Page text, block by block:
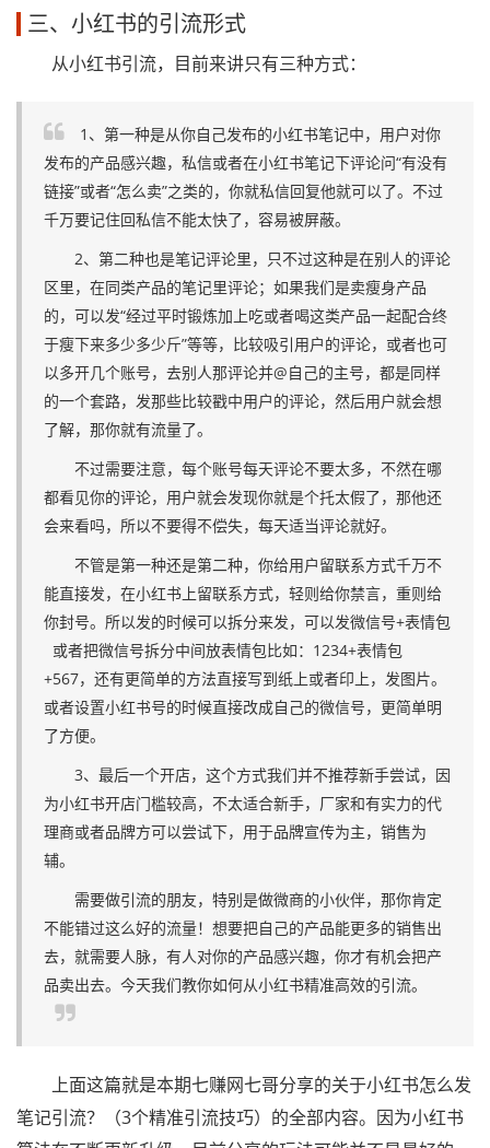
三、小红书的引流形式
从小红书引流，目前来讲只有三种方式：
1、第一种是从你自己发布的小红书笔记中，用户对你
发布的产品感兴趣，私信或者在小红书笔记下评论问“有没有
链接”或者“怎么卖”之类的，你就私信回复他就可以了。不过
千万要记住回私信不能太快了，容易被屏蔽。
2、第二种也是笔记评论里，只不过这种是在别人的评论
区里，在同类产品的笔记里评论；如果我们是卖瘦身产品
的，可以发“经过平时锻炼加上吃或者喝这类产品一起配合终
于瘦下来多少多少斤”等等，比较吸引用户的评论，或者也可
以多开几个账号，去别人那评论并@自己的主号，都是同样
的一个套路，发那些比较戳中用户的评论，然后用户就会想
了解，那你就有流量了。
不过需要注意，每个账号每天评论不要太多，不然在哪
都看见你的评论，用户就会发现你就是个托太假了，那他还
会来看吗，所以不要得不偿失，每天适当评论就好。
不管是第一种还是第二种，你给用户留联系方式千万不
能直接发，在小红书上留联系方式，轻则给你禁言，重则给
你封号。所以发的时候可以拆分来发，可以发微信号+表情包
或者把微信号拆分中间放表情包比如：1234+表情包
+567，还有更简单的方法直接写到纸上或者印上，发图片。
或者设置小红书号的时候直接改成自己的微信号，更简单明
了方便。
3、最后一个开店，这个方式我们并不推荐新手尝试，因
为小红书开店门槛较高，不太适合新手，厂家和有实力的代
理商或者品牌方可以尝试下，用于品牌宣传为主，销售为
辅。
需要做引流的朋友，特别是做微商的小伙伴，那你肯定
不能错过这么好的流量！想要把自己的产品能更多的销售出
去，就需要人脉，有人对你的产品感兴趣，你才有机会把产
品卖出去。今天我们教你如何从小红书精准高效的引流。
上面这篇就是本期七赚网七哥分享的关于小红书怎么发
笔记引流？（3个精准引流技巧）的全部内容。因为小红书